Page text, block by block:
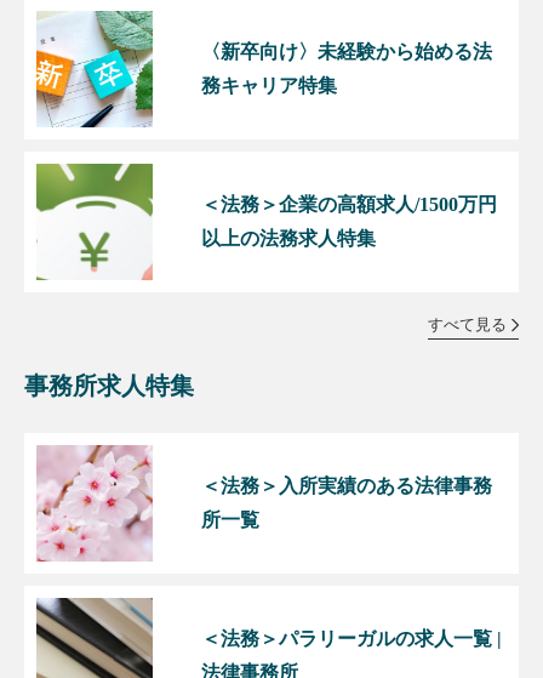
〈新卒向け〉未経験から始める法
務キャリア特集
＜法務＞企業の高額求人/1500万円
以上の法務求人特集
すべて見る
事務所求人特集
＜法務＞入所実績のある法律事務
所一覧
＜法務＞パラリーガルの求人一覧 |
法律事務所